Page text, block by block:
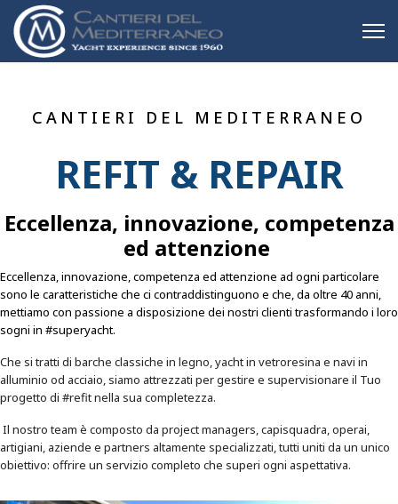
CANTIERI DEL MEDITERRANEO
REFIT & REPAIR
Eccellenza, innovazione, competenza
ed attenzione
Eccellenza, innovazione, competenza ed attenzione ad ogni particolare
sono le caratteristiche che ci contraddistinguono e che, da oltre 40 anni,
mettiamo con passione a disposizione dei nostri clienti trasformando i loro
sogni in #superyacht.
Che si tratti di barche classiche in legno, yacht in vetroresina e navi in
alluminio od acciaio, siamo attrezzati per gestire e supervisionare il Tuo
progetto di #refit nella sua completezza.
Il nostro team è composto da project managers, capisquadra, operai,
artigiani, aziende e partners altamente specializzati, tutti uniti da un unico
obiettivo: offrire un servizio completo che superi ogni aspettativa.